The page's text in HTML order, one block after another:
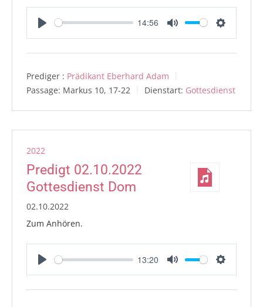
Play
14:56
Mute Settings
Prediger : Prädikant Eberhard Adam
Passage: Markus 10, 17-22 Dienstart: Gottesdienst
2022
Predigt 02.10.2022
Gottesdienst Dom
02.10.2022
Zum Anhören.
Play
13:20
Mute Settings